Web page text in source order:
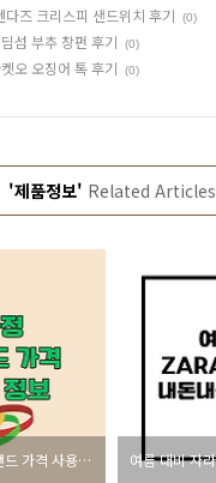
다즈 크리스피 샌드위치 후기 (0)
섬 부추 창펀 후기 (0)
오 오징어 톡 후기 (0)
'제품정보' Related Articles
최화정 고무줄 고무밴드 가격 사용방법 판매처 총정리